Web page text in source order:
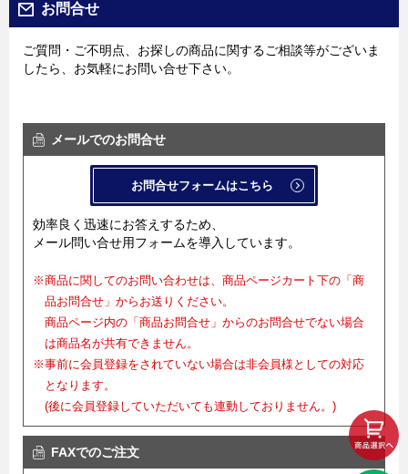
お問合せ
ご質問・ご不明点、お探しの商品に関するご相談等がございま
したら、お気軽にお問い合せ下さい。
メールでのお問合せ
お問合せフォームはこちら
効率良く迅速にお答えするため、
メール問い合せ用フォームを導入しています。
※商品に関してのお問い合わせは、商品ページカート下の「商
品お問合せ」からお送りください。
商品ページ内の「商品お問合せ」からのお問合せでない場合
は商品名が共有できません。
※事前に会員登録をされていない場合は非会員様としての対応
となります。
(後に会員登録していただいても連動しておりません。)
FAXでのご注文